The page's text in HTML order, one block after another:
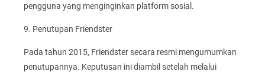
pengguna yang menginginkan platform sosial.
9. Penutupan Friendster
Pada tahun 2015, Friendster secara resmi mengumumkan
penutupannya. Keputusan ini diambil setelah melalui